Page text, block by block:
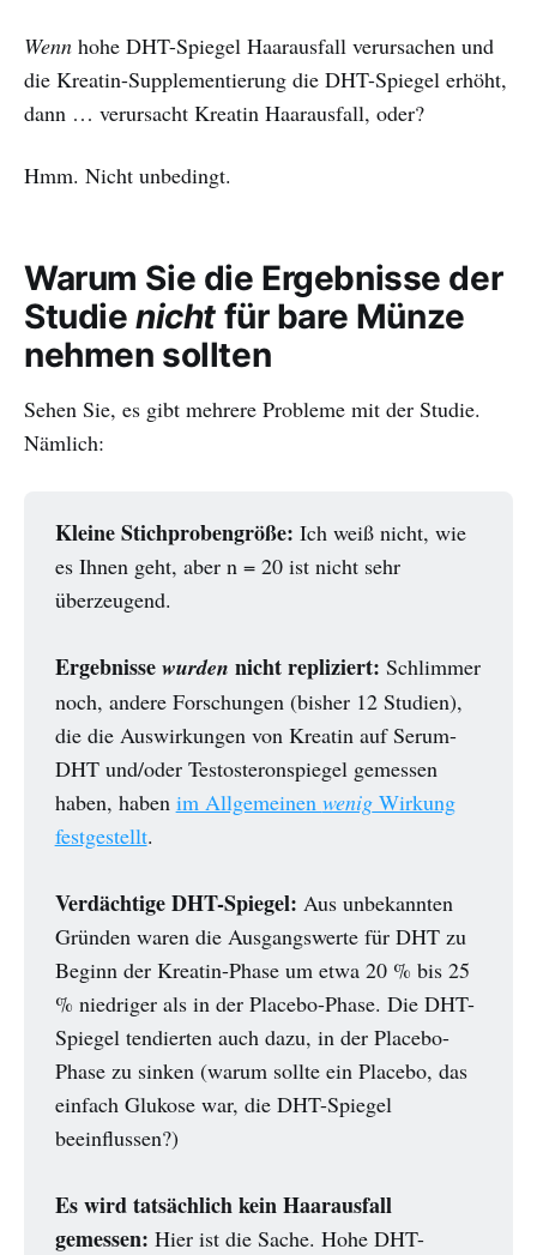
Wenn hohe DHT-Spiegel Haarausfall verursachen und
die Kreatin-Supplementierung die DHT-Spiegel erhöht,
dann … verursacht Kreatin Haarausfall, oder?
Hmm. Nicht unbedingt.
Warum Sie die Ergebnisse der
Studienichtfür bare Münze
nehmen sollten
Sehen Sie, es gibt mehrere Probleme mit der Studie.
Nämlich:
Kleine Stichprobengröße: Ich weiß nicht, wie
es Ihnen geht, aber n = 20 ist nicht sehr
überzeugend.
Ergebnisse wurden nicht repliziert: Schlimmer
noch, andere Forschungen (bisher 12 Studien),
die die Auswirkungen von Kreatin auf Serum-
DHT und/oder Testosteronspiegel gemessen
haben, haben im Allgemeinen wenigWirkung
festgestellt.
Verdächtige DHT-Spiegel: Aus unbekannten
Gründen waren die Ausgangswerte für DHT zu
Beginn der Kreatin-Phase um etwa 20 % bis 25
% niedriger als in der Placebo-Phase. Die DHT-
Spiegel tendierten auch dazu, in der Placebo-
Phase zu sinken (warum sollte ein Placebo, das
einfach Glukose war, die DHT-Spiegel
beeinflussen?)
Es wird tatsächlich kein Haarausfall
gemessen: Hier ist die Sache. Hohe DHT-